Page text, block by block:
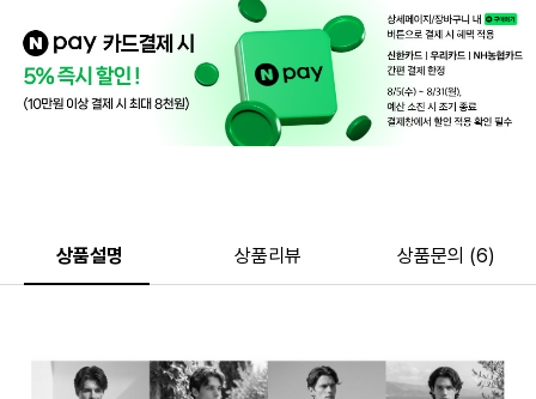
상품설명 상품리뷰 상품문의 (6)